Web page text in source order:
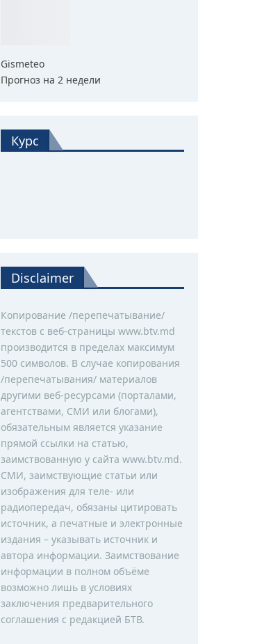
Gismeteo
Прогноз на 2 недели
Курс
Disclaimer
Копирование /перепечатывание/
текстов с веб-страницы www.btv.md
производится в пределах максимум
500 символов. В случае копирования
/перепечатывания/ материалов
другими веб-ресурсами (порталами,
агентствами, СМИ или блогами),
обязательным является указание
прямой ссылки на статью,
заимствованную у сайта www.btv.md.
СМИ, заимствующие статьи или
изображения для теле- или
радиопередач, обязаны цитировать
источник, а печатные и электронные
издания – указывать источник и
автора информации. Заимствование
информации в полном объёме
возможно лишь в условиях
заключения предварительного
соглашения с редакцией БТВ.